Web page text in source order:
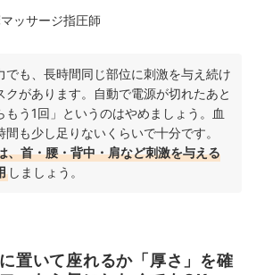
ッサージ指圧師
でも、長時間同じ部位に刺激を与え続け
クがあります。自動で電源が切れたあと
もう1回」というのはやめましょう。血
も少し足りないくらいで十分です。
、首・腰・背中・肩など刺激を与える
しましょう。
置いて座れるか「厚さ」を確